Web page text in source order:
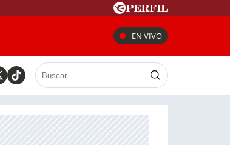
EN VIVO